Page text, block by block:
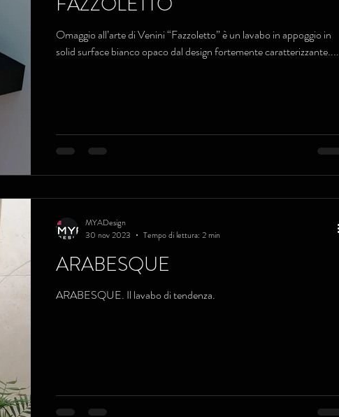
Omaggio all’arte di Venini “Fazzoletto” è un lavabo in appoggio in
solid surface bianco opaco dal design fortemente caratterizzante....
ARABESQUE
ARABESQUE. Il lavabo di tendenza.
MYADesign
30 nov 2023
Tempo di lettura: 2 min